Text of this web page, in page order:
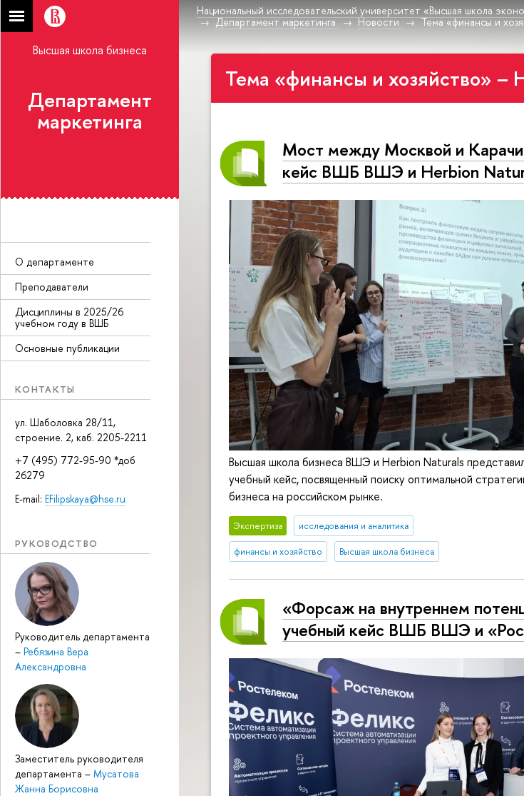
Национальный исследовательский университет «Высшая школа
Департамент маркетинга
Новости Тема «финансы и
Высшая школа бизнеса
Департамент
маркетинга
О департаменте
Преподаватели
Дисциплины в 2025/26
учебном году в ВШБ
Основные публикации
КОНТАКТЫ
ул. Шаболовка 28/11,
строение. 2, каб. 2205-2211
+7 (495) 772-95-90 *доб
26279
E-mail: EFilipskaya@hse.ru
РУКОВОДСТВО
Руководитель департамента
– Ребязина Вера
Александровна
Заместитель руководителя
департамента – Мусатова
Жанна Борисовна
Тема «финансы и хозяйство» –
Мост между Москвой и
кейс ВШБ ВШЭ и Herbion
Высшая школа бизнеса ВШЭ и Herbion Naturals
учебный кейс, посвященный поиску оптимальной
бизнеса на российском рынке.
Экспертиза исследования и аналитика
финансы и хозяйство Высшая школа бизнеса
«Форсаж на внутреннем
учебный кейс ВШБ ВШЭ и